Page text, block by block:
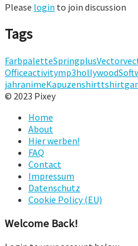
Please login to join discussion
Tags
FarbpaletteSpringplusVector
Officeactivitymp3hollywood
jahranimeKapuzenshirttshirt
© 2023 Pixey
Home
About
Hier werben!
FAQ
Contact
Impressum
Datenschutz
Cookie Policy (EU)
Welcome Back!